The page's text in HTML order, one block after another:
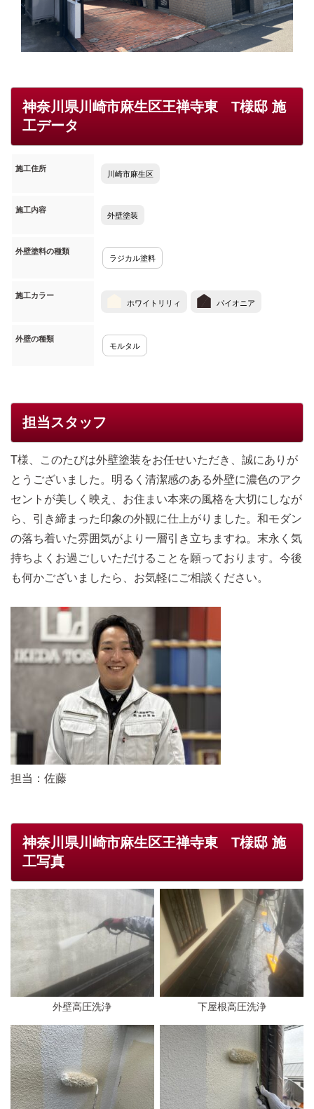
神奈川県川崎市麻生区王禅寺東 T様邸 施
工データ
施工住所 川崎市麻生区
施工内容 外壁塗装
外壁塗料の種類
ラジカル塗料
施工カラー
ホワイトリリィ パイオニア
外壁の種類
モルタル
担当スタッフ
T様、このたびは外壁塗装をお任せいただき、誠にありが
とうございました。明るく清潔感のある外壁に濃色のアク
セントが美しく映え、お住まい本来の風格を大切にしなが
ら、引き締まった印象の外観に仕上がりました。和モダン
の落ち着いた雰囲気がより一層引き立ちますね。末永く気
持ちよくお過ごしいただけることを願っております。今後
も何かございましたら、お気軽にご相談ください。
担当：佐藤
神奈川県川崎市麻生区王禅寺東 T様邸 施
工写真
外壁高圧洗浄 下屋根高圧洗浄